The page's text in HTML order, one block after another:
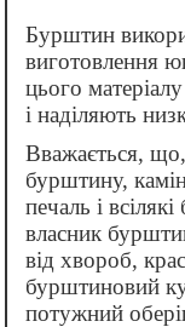
Бурштин
виготовлення
цього
і наділяють
Вважається,
бурштину,
печаль і
власник
від хвороб,
бурштиновий
потужний